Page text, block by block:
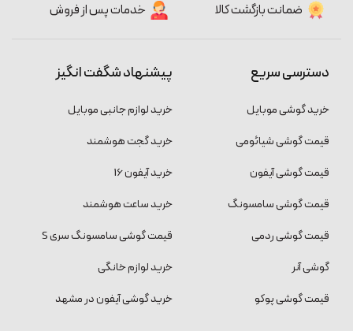
ضمانت بازگشت کالا خدمات پس از فروش
دسترسی سریع
خرید گوشی موبایل
قیمت گوشی شیائومی
قیمت گوشی آیفون
قیمت گوشی سامسونگ
قیمت گوشی ردمی
گوشی آنر
قیمت گوشی پوکو
پیشنهاد شگفت انگیز
خرید لوازم جانبی موبایل
خرید گجت هوشمند
خرید آیفون 16
خرید ساعت هوشمند
قیمت گوشی سامسونگ سری S
خرید لوازم خانگی
خرید گوشی آیفون در مشهد